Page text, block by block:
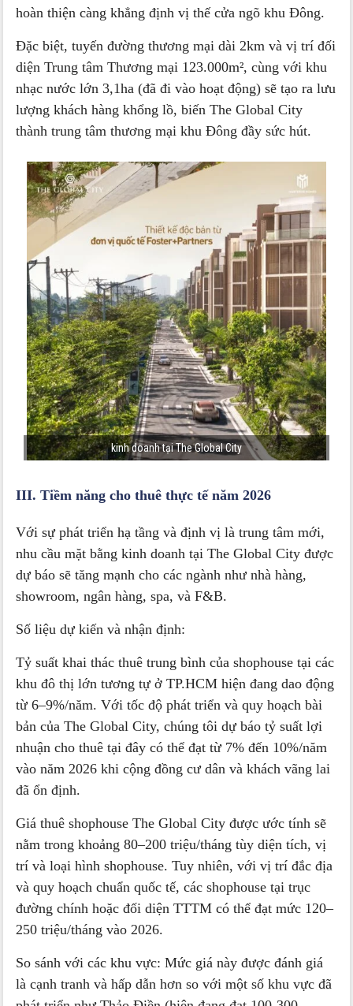
hoàn thiện càng khẳng định vị thế cửa ngõ khu Đông.
Đặc biệt, tuyến đường thương mại dài 2km và vị trí đối
diện Trung tâm Thương mại 123.000m², cùng với khu
nhạc nước lớn 3,1ha (đã đi vào hoạt động) sẽ tạo ra lưu
lượng khách hàng khổng lồ, biến The Global City
thành trung tâm thương mại khu Đông đầy sức hút.
kinh doanh tại The Global City
III. Tiềm năng cho thuê thực tế năm 2026
Với sự phát triển hạ tầng và định vị là trung tâm mới,
nhu cầu mặt bằng kinh doanh tại The Global City được
dự báo sẽ tăng mạnh cho các ngành như nhà hàng,
showroom, ngân hàng, spa, và F&B.
Số liệu dự kiến và nhận định:
Tỷ suất khai thác thuê trung bình của shophouse tại các
khu đô thị lớn tương tự ở TP.HCM hiện đang dao động
từ 6–9%/năm. Với tốc độ phát triển và quy hoạch bài
bản của The Global City, chúng tôi dự báo tỷ suất lợi
nhuận cho thuê tại đây có thể đạt từ 7% đến 10%/năm
vào năm 2026 khi cộng đồng cư dân và khách vãng lai
đã ổn định.
Giá thuê shophouse The Global City được ước tính sẽ
nằm trong khoảng 80–200 triệu/tháng tùy diện tích, vị
trí và loại hình shophouse. Tuy nhiên, với vị trí đắc địa
và quy hoạch chuẩn quốc tế, các shophouse tại trục
đường chính hoặc đối diện TTTM có thể đạt mức 120–
250 triệu/tháng vào 2026.
So sánh với các khu vực: Mức giá này được đánh giá
là cạnh tranh và hấp dẫn hơn so với một số khu vực đã